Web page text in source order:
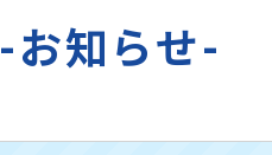
-お知らせ-